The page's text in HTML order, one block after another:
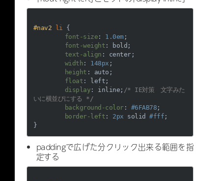
#nav2 li {
font-size : 1.0em;
font-weight : bold;
text-align : center;
width : 148px ;
height : auto;
float : left;
display : inline; /* IE対策　文字みた
いに横並びにする */
background-color: #6FAB78 ;
border-left : 2px solid #fff ;
paddingで広げた分クリック出来る範囲を指
定する
メニューはこちら